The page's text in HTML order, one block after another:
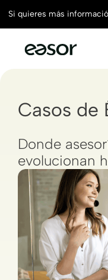
Si quieres más
Casos de
Donde
evolucionan